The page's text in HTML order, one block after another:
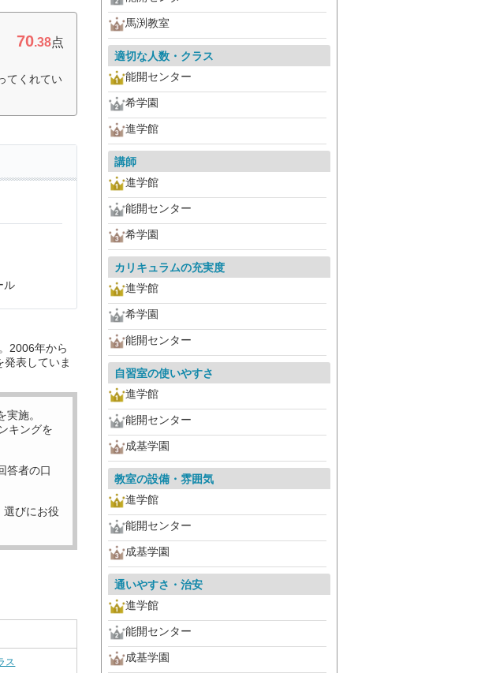
70.38点
てくれてい
ル
2006年から
表していま
実施。
キングを
答者の口
選びにお役
ス
馬渕教室
適切な人数・クラス
能開センター
希学園
進学館
講師
進学館
能開センター
希学園
カリキュラムの充実度
進学館
希学園
能開センター
自習室の使いやすさ
進学館
能開センター
成基学園
教室の設備・雰囲気
進学館
能開センター
成基学園
通いやすさ・治安
進学館
能開センター
成基学園